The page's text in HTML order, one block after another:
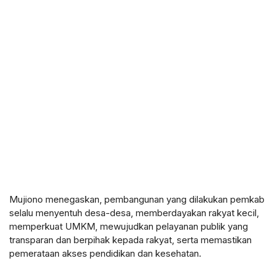
Mujiono menegaskan, pembangunan yang dilakukan pemkab
selalu menyentuh desa-desa, memberdayakan rakyat kecil,
memperkuat UMKM, mewujudkan pelayanan publik yang
transparan dan berpihak kepada rakyat, serta memastikan
pemerataan akses pendidikan dan kesehatan.